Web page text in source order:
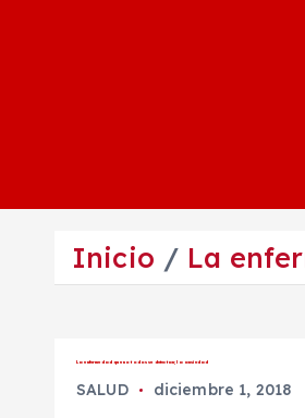
Inicio La
La enfermedad que no todos se detectan; la ansiedad
SALUD diciembre 1, 2018